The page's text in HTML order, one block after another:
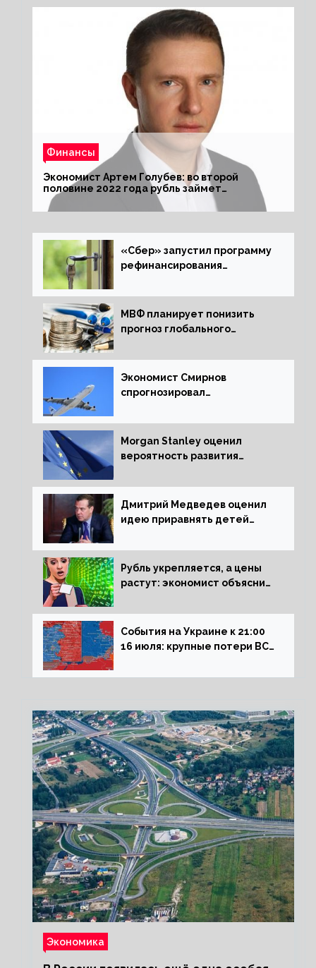
Финансы
Экономист Артем Голубев: во второй
половине 2022 года рубль займет
комфортный курс
«Сбер» запустил программу
рефинансирования
МВФ планирует понизить
прогноз глобального
следующем отчете
Экономист Смирнов
спрогнозировал
России
Morgan Stanley оценил
вероятность развития
Дмитрий Медведев оценил
идею приравнять детей
Рубль укрепляется, а цены
растут: экономист объяснил
на рынок РФ
События на Украине к 21:00
16 июля: крупные потери ВСУ
обстреливает Донбасс из
Экономика